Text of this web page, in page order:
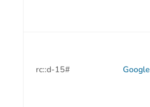
rc::d-15# Google